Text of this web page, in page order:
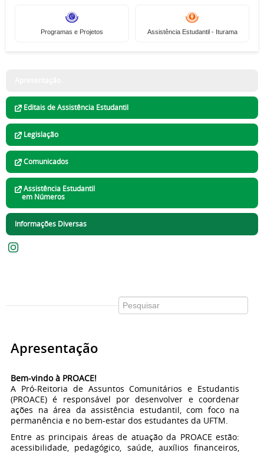
Programas e Projetos Assistência Estudantil - Iturama
Editais de Assistência Estudantil
Legislação
Comunicados
Assistência Estudantil
em Números
Informações Diversas